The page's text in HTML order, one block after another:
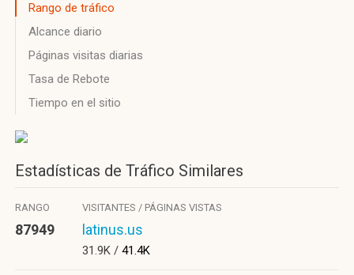
Rango de tráfico
Alcance diario
Páginas visitas diarias
Tasa de Rebote
Tiempo en el sitio
Estadísticas de Tráfico Similares
RANGO VISITANTES / PÁGINAS VISTAS
87949 latinus.us
31.9K / 41.4K